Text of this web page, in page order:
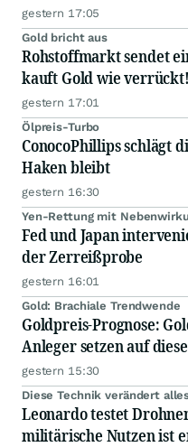
gestern 17:05
Gold bricht aus
Rohstoffmarkt sendet
kauft Gold wie verrückt!
gestern 17:01
Ölpreis-Turbo
ConocoPhillips schlägt
Haken bleibt
gestern 16:30
Yen-Rettung mit
Fed und Japan
der Zerreißprobe
gestern 16:01
Gold: Brachiale Trendwende
Goldpreis-Prognose:
Anleger setzen auf
gestern 15:30
Diese Technik verändert
Leonardo testet
militärische Nutzen ist